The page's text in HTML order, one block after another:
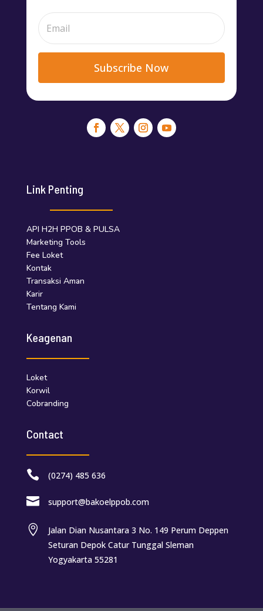
Subscribe Now
Link Penting
API H2H PPOB & PULSA
Marketing Tools
Fee Loket
Kontak
Transaksi Aman
Karir
Tentang Kami
Keagenan
Loket
Korwil
Cobranding
Contact
 (0274) 485 636
 support@bakoelppob.com

Jalan Dian Nusantara 3 No. 149 Perum Deppen
Seturan Depok Catur Tunggal Sleman
Yogyakarta 55281